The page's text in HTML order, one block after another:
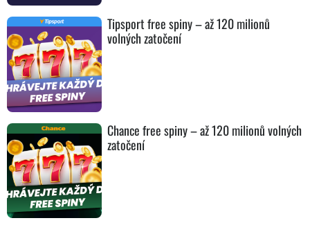
Tipsport free spiny – až 120 milionů
volných zatočení
Chance free spiny – až 120 milionů volných
zatočení